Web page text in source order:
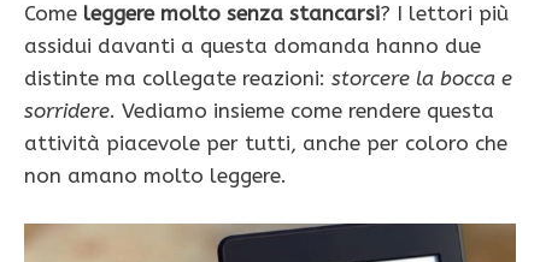
Come leggere molto senza stancarsi? I lettori più
assidui davanti a questa domanda hanno due
distinte ma collegate reazioni: storcere la bocca e
sorridere. Vediamo insieme come rendere questa
attività piacevole per tutti, anche per coloro che
non amano molto leggere.